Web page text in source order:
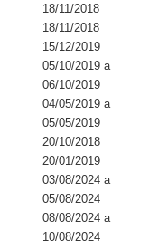
18/11/2018
18/11/2018
15/12/2019
05/10/2019a
06/10/2019
04/05/2019a
05/05/2019
20/10/2018
20/01/2019
03/08/2024a
05/08/2024
08/08/2024a
10/08/2024